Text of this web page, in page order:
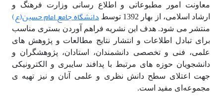
معاونت امور مطبوعاتی و اطلاع رسانی وزارت فرهنگ و
ارشاد اسلامی، از بهار 1392 توسط
دانشگاه جامع امام حسین(ع)
منتشر می شود. هدف این نشریه فراهم آوردن بستری مناسب
برای تبادل اطلاعات و انتشار نتایج مطالعات و پژوهش های
علمی، فنی و تخصصی دانشمندان، استادان، پژوهشگران و
دانشجویان حوزه های مرتبط با پدافند سایبری و الکترونیکی
جهت اعتلای سطح دانش نظری و علمی آنان و نیز تهیه ی
مجموعه‌ای مفید است.